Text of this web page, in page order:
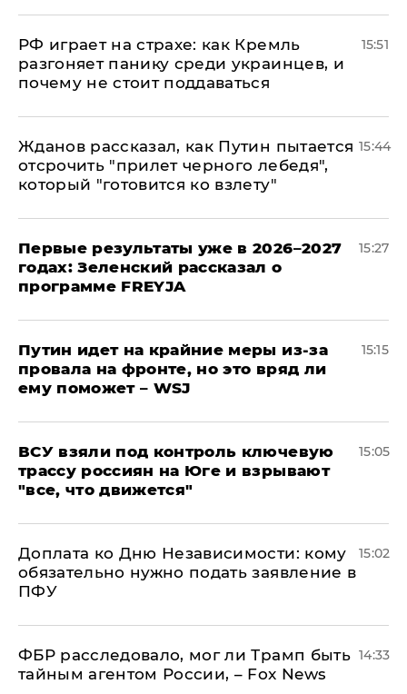
РФ играет на страхе: как Кремль
разгоняет панику среди украинцев, и
почему не стоит поддаваться
15:51
Жданов рассказал, как Путин пытается
отсрочить "прилет черного лебедя",
который "готовится ко взлету"
15:44
Первые результаты уже в 2026–2027
годах: Зеленский рассказал о
программе FREYJA
15:27
Путин идет на крайние меры из-за
провала на фронте, но это вряд ли
ему поможет – WSJ
15:15
ВСУ взяли под контроль ключевую
трассу россиян на Юге и взрывают
"все, что движется"
15:05
Доплата ко Дню Независимости: кому
обязательно нужно подать заявление в
ПФУ
15:02
ФБР расследовало, мог ли Трамп быть
тайным агентом России, – Fox News
14:33